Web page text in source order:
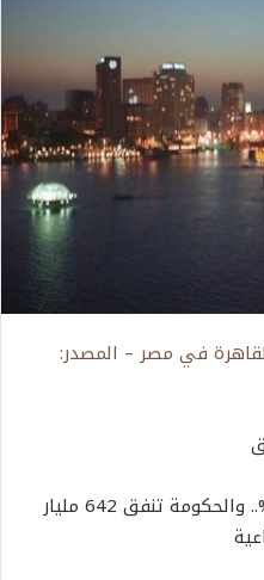
في مصر – المصدر:
نمو الناتج المحلي الحقيقي 4.5%.. والحكومة تنفق 642 مليار